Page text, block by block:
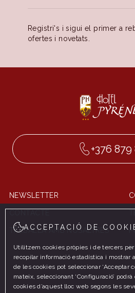
Registri's i sigui el primer a
ofertes i novetats.
+376 879
NEWSLETTER
TREBALLA AMB NOSALTRES
ACCEPTACIÓ DE
Utilitzem cookies pròpies i de tercers per
recopilar informació estadística i mostrar
de les cookies pot seleccionar ‘Acceptar
mateix, seleccionant ‘Configuració’
cookies d’aquest lloc web segons les